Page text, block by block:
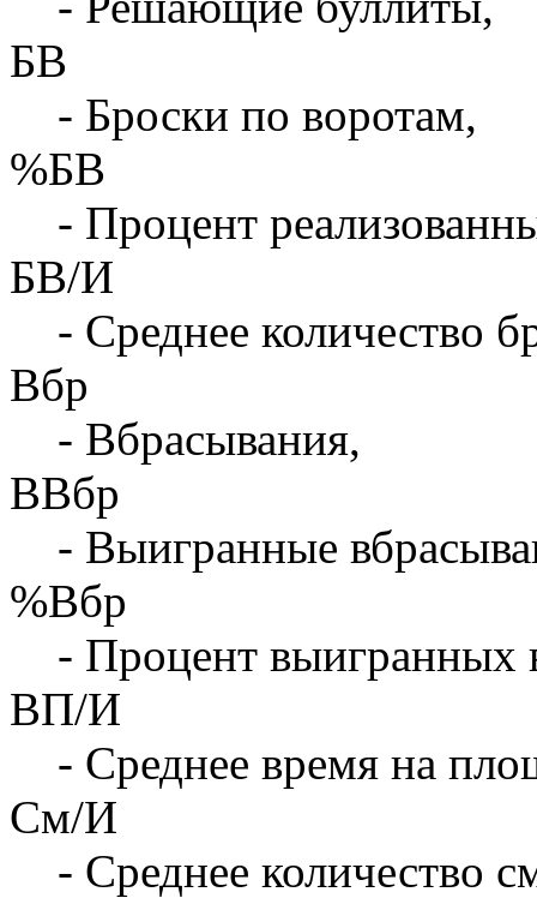
БВ
- Броски по воротам,
%БВ
- Процент
БВ/И
- Среднее количество
Вбр
- Вбрасывания,
ВВбр
- Выигранные
%Вбр
- Процент выигранных
ВП/И
- Среднее время на
См/И
- Среднее количество